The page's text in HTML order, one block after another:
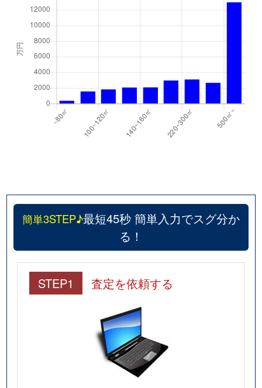
簡単3STEP♪最短45秒 簡単入力でスグ分か
る！
STEP1 査定を依頼する